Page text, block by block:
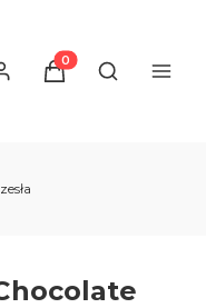
Produkty w
Otwórz